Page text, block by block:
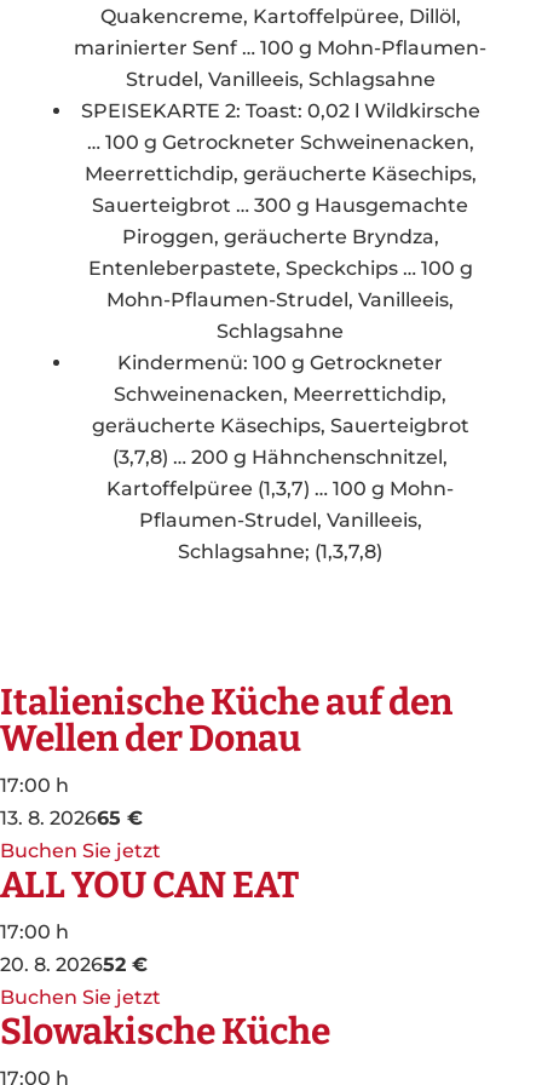
Quakencreme, Kartoffelpüree, Dillöl,
marinierter Senf … 100 g Mohn-Pflaumen-
Strudel, Vanilleeis, Schlagsahne
SPEISEKARTE 2: Toast: 0,02 l Wildkirsche
… 100 g Getrockneter Schweinenacken,
Meerrettichdip, geräucherte Käsechips,
Sauerteigbrot … 300 g Hausgemachte
Piroggen, geräucherte Bryndza,
Entenleberpastete, Speckchips … 100 g
Mohn-Pflaumen-Strudel, Vanilleeis,
Schlagsahne
Kindermenü: 100 g Getrockneter
Schweinenacken, Meerrettichdip,
geräucherte Käsechips, Sauerteigbrot
(3,7,8) … 200 g Hähnchenschnitzel,
Kartoffelpüree (1,3,7) … 100 g Mohn-
Pflaumen-Strudel, Vanilleeis,
Schlagsahne; (1,3,7,8)
Italienische Küche auf den
Wellen der Donau
17:00 h
13. 8. 202665 €
Buchen Sie jetzt
ALL YOU CAN EAT
17:00 h
20. 8. 202652 €
Buchen Sie jetzt
Slowakische Küche
17:00 h